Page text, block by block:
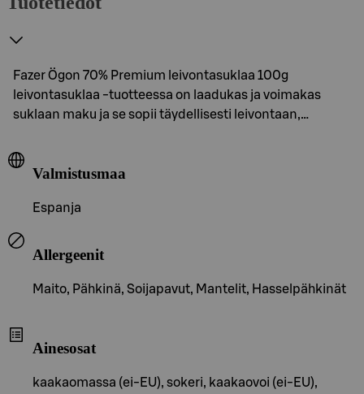
Fazer Ögon 70% Premium leivontasuklaa 100g
leivontasuklaa -tuotteessa on laadukas ja voimakas
suklaan maku ja se sopii täydellisesti leivontaan,…
Valmistusmaa
Espanja
Allergeenit
Maito, Pähkinä, Soijapavut, Mantelit, Hasselpähkinät
Ainesosat
kaakaomassa (ei-EU), sokeri, kaakaovoi (ei-EU),